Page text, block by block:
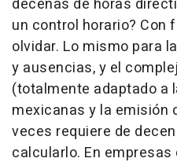
decenas de horas
un control horario? Con
olvidar. Lo mismo para
y ausencias, y el
(totalmente adaptado a
mexicanas y la emisión
veces requiere de
calcularlo. En